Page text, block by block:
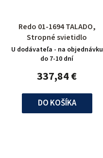
Redo 01-1694 TALADO,
Stropné svietidlo
U dodávateľa - na objednávku
do 7-10 dní
337,84 €
DO KOŠÍKA